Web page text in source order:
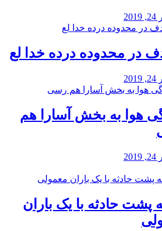
در محدوده درده خدا لع
هوا به بخش آسارا هم
پشت حادثه با یک باران